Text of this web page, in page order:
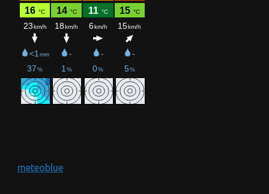
meteoblue